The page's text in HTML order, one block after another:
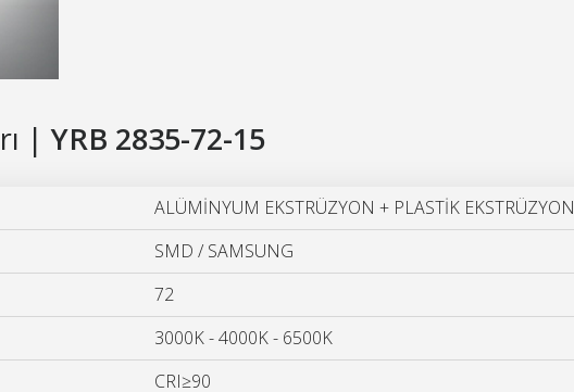
| YRB 2835-72-15
ALÜMİNYUM EKSTRÜZYON + PLASTİK EKSTRÜZYON
SMD / SAMSUNG
72
3000K - 4000K - 6500K
CRI≥90